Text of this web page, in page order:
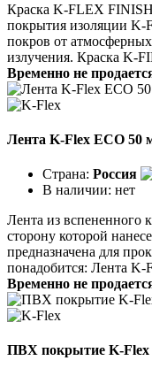
Краска K-FLEX FINISH
покрытия изоляции
покров от
излучения. Краска K-
Временно не
Лента K-Flex ECO 50
Страна: Россия
В наличии: нет
Лента из вспененного
сторону которой
предназначена для
понадобится: Лента
Временно не
ПВХ покрытие K-Flex